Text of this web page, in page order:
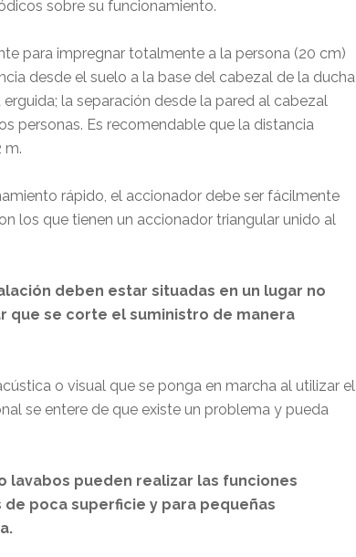
sobre su funcionamiento.
para impregnar totalmente a la persona (20 cm)
desde el suelo a la base del cabezal de la ducha
la separación desde la pared al cabezal
personas. Es recomendable que la distancia
m.
rápido, el accionador debe ser fácilmente
los que tienen un accionador triangular unido al
deben estar situadas en un lugar no
que se corte el suministro de manera
o visual que se ponga en marcha al utilizar el
se entere de que existe un problema y pueda
lavabos pueden realizar las funciones
poca superficie y para pequeñas